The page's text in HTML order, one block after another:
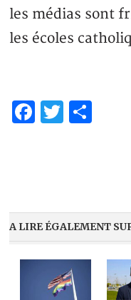
les médias sont
les écoles
Facebook
A LIRE ÉGALEMENT